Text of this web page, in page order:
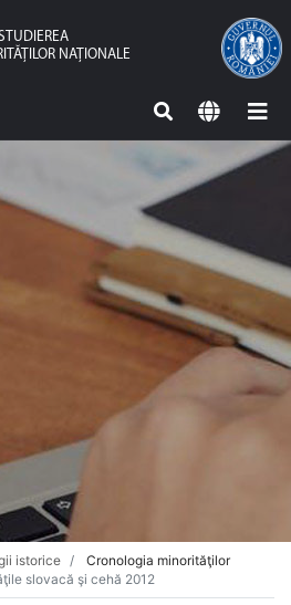
NAŢIONALE
istorice
Cronologia minorităţilor
slovacă şi cehă 2012